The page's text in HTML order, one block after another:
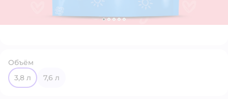
Объём
3,8 л
7,6 л